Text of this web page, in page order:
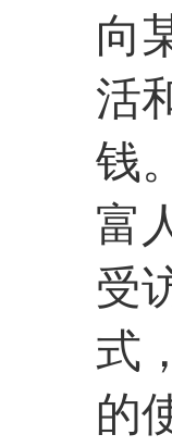
向
活
钱
富
受
式
的